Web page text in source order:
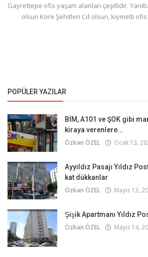
Gayrettepe ofis yaşam alanları çeşitlidir.
olsun Kore Şehitleri Cd olsun, kıymetli ofis
POPÜLER YAZILAR
BİM, A101 ve ŞOK gibi
kiraya verenlere...
Özkan ÖZEL Ocak 13,
Ayyıldız Pasajı Yıldız
kat dükkanlar
Özkan ÖZEL Mayıs 13,
Şişik Apartmanı Yıldız
Özkan ÖZEL Mayıs 14,